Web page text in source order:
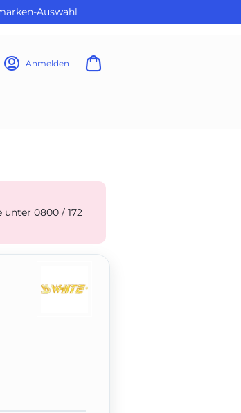
Auswahl
Anmelden
unter 0800 / 172